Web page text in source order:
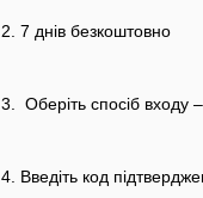
2. 7 днів безкоштовно
3. Оберіть спосіб входу
4. Введіть код